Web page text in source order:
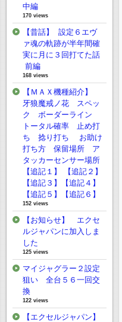
中編
170 views
【昔話】 設定６エヴ
ァ魂の軌跡が半年間確
実に月に３回打てた話
前編
168 views
【ＭＡＸ機種紹介】
牙狼魔戒ノ花 スペッ
ク ボーダーライン
トータル確率 止め打
ち 捻り打ち お助け
打ち方 保留場所 ア
タッカーセンサー場所
【追記１】 【追記２】
【追記３】【追記４】
【追記５】【追記６】
152 views
【お知らせ】 エクセ
ルジャパンに加入しま
した
125 views
マイジャグラー２設定
狙い 全台５６一回交
換
122 views
【エクセルジャパン】